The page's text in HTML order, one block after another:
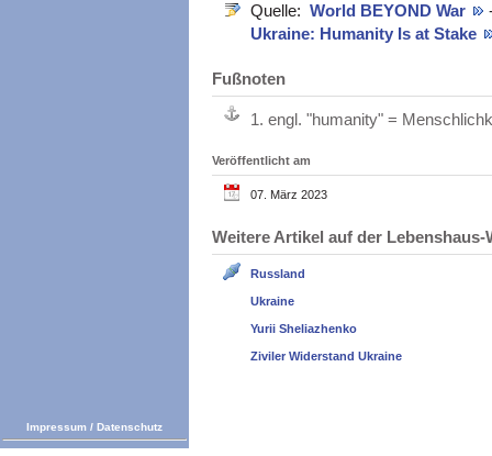
Quelle: World BEYOND War
Ukraine: Humanity Is at Stake
Fußnoten
1. engl. "humanity" =
Veröffentlicht am
07. März 2023
Weitere Artikel auf der
Russland
Ukraine
Yurii Sheliazhenko
Ziviler Widerstand Ukraine
Impressum / Datenschutz